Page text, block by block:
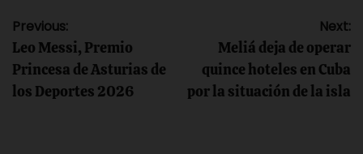
Navegación
de
entradas
Previous:
Leo Messi, Premio
Princesa de Asturias de
los Deportes 2026
Next:
Meliá deja de operar
quince hoteles en Cuba
por la situación de la isla